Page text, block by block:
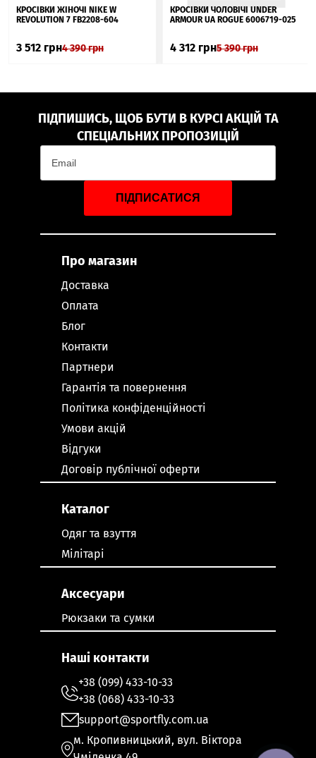
▲
КРОСІВКИ ЖІНОЧІ NIKE W
REVOLUTION 7 FB2208-604
3 512 грн4 390грн
КРОСІВКИ ЧОЛОВІЧІ UNDER
ARMOUR UA ROGUE 6006719-025
4 312 грн5 390грн
ПІДПИШИСЬ, ЩОБ БУТИ В КУРСІ АКЦІЙ ТА
СПЕЦІАЛЬНИХ ПРОПОЗИЦІЙ
ПІДПИСАТИСЯ
Про магазин
Доставка
Оплата
Блог
Контакти
Партнери
Гарантія та повернення
Політика конфіденційності
Умови акцій
Відгуки
Договір публічної оферти
Каталог
Одяг та взуття
Мілітарі
Аксесуари
Рюкзаки та сумки
Наші контакти
+38 (099) 433-10-33
+38 (068) 433-10-33
support@sportfly.com.ua
м. Кропивницький, вул. Віктора